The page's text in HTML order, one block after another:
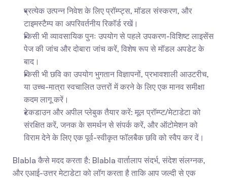
प्रत्येक उत्पन्न निवेश के लिए प्रॉम्प्ट्स, मॉडल संस्करण, और
टाइमस्टैम्प का अपरिवर्तनीय रिकॉर्ड रखें।
किसी भी व्यावसायिक पुनः उपयोग से पहले उपकरण-विशिष्ट लाइसेंस
पेज की जांच और दोबारा जांच करें, विशेष रूप से मॉडल अपडेट के
बाद।
किसी भी छवि का उपयोग भुगतान विज्ञापनों, प्रभावशाली आउटरीच,
या उच्च-मात्रा स्वचालित उत्तरों में करने के लिए एक मानव समीक्षा
कदम लागू करें।
टेकडाउन और अपील प्लेबुक तैयार करें: मूल प्रॉम्प्ट/मेटाडेटा को
संरक्षित करें, जनक के समर्थन से संपर्क करें, और ऑटोमेशन को
विराम देने के लिए एक पूर्व-स्वीकृत फॉलबैक छवि को स्वैप कर दें।
Blabla कैसे मदद करता है: Blabla वार्तालाप संदर्भ, संदेश संलग्नक,
और एआई-उत्तर मेटाडेटा को लॉग करता है ताकि आप जल्दी से एक